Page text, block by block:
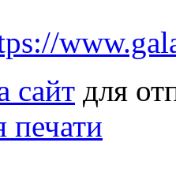
сайт для
печати